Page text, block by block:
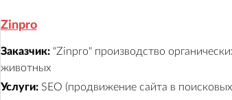
Zinpro
Заказчик: "Zinpro" производство
животных
Услуги: SEO (продвижение сайта в